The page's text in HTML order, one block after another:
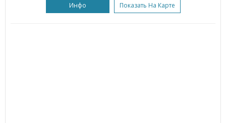
Инфо Показать На Карте